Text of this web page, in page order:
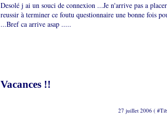
Desolé j ai un souci de connexion ...Je n'arrive pas a
reussir à terminer ce foutu questionnaire une bonne fois
...Bref ca arrive asap .....
Vacances !!
27 juillet 2006 ( #